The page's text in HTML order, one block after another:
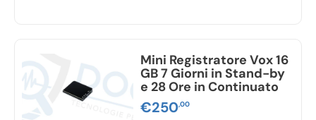
Mini Registratore Vox 16
GB 7 Giorni in Stand-by
e 28 Ore in Continuato
€250,00